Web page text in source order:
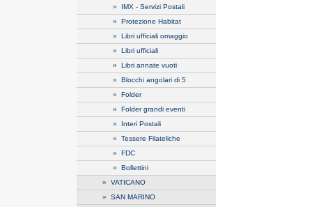
» IMX - Servizi Postali
» Protezione Habitat
» Libri ufficiali omaggio
» Libri ufficiali
» Libri annate vuoti
» Blocchi angolari di 5
» Folder
» Folder grandi eventi
» Interi Postali
» Tessere Filateliche
» FDC
» Bollettini
» VATICANO
» SAN MARINO